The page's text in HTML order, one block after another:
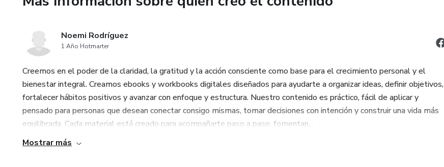
Noemi Rodríguez
1 Año Hotmarter
Creemos en el poder de la claridad, la gratitud y la acción consciente como base para el crecimiento personal y el
bienestar integral. Creamos ebooks y workbooks digitales diseñados para ayudarte a organizar ideas, definir objetivos,
fortalecer hábitos positivos y avanzar con enfoque y estructura. Nuestro contenido es práctico, fácil de aplicar y
pensado para personas que desean conectar consigo mismas, tomar decisiones con intención y construir una vida más
equilibrada. Cada material está creado para acompañarte paso a paso, fomentan...
Mostrar más